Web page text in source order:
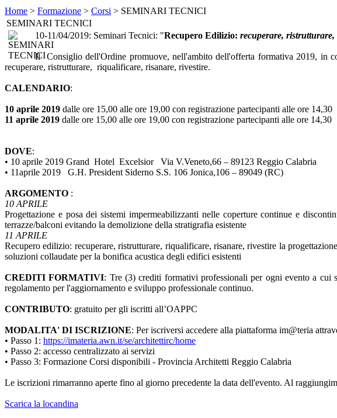
Home > Formazione > Corsi > SEMINARI TECNICI
SEMINARI TECNICI
10-11/04/2019: Seminari Tecnici: "Recupero Edilizio: recuperare,
Il Consiglio dell'Ordine promuove, nell'ambito dell'offerta formativa 2019,
recuperare, ristrutturare, riqualificare, risanare, rivestire.
CALENDARIO:
10 aprile 2019 dalle ore 15,00 alle ore 19,00 con registrazione partecipanti alle ore 14,30
11 aprile 2019 dalle ore 15,00 alle ore 19,00 con registrazione partecipanti alle ore 14,30
DOVE:
• 10 aprile 2019 Grand Hotel Excelsior Via V.Veneto,66 – 89123 Reggio Calabria
• 11aprile 2019 G.H. President Siderno S.S. 106 Jonica,106 – 89049 (RC)
ARGOMENTO :
10 APRILE
Progettazione e posa dei sistemi impermeabilizzanti nelle coperture continue e
terrazze/balconi evitando la demolizione della stratigrafia esistente
11 APRILE
Recupero edilizio: recuperare, ristrutturare, riqualificare, risanare, rivestire la
soluzioni collaudate per la bonifica acustica degli edifici esistenti
CREDITI FORMATIVI: Tre (3) crediti formativi professionali per ogni evento a cui
regolamento per l'aggiornamento e sviluppo professionale continuo.
CONTRIBUTO: gratuito per gli iscritti all’OAPPC
MODALITA' DI ISCRIZIONE: Per iscriversi accedere alla piattaforma im@teria
• Passo 1: https://imateria.awn.it/se/architettirc/home
• Passo 2: accesso centralizzato ai servizi
• Passo 3: Formazione Corsi disponibili - Provincia Architetti Reggio Calabria
Le iscrizioni rimarranno aperte fino al giorno precedente la data dell'evento. Al
Scarica la locandina